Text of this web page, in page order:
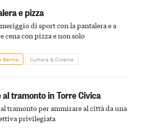
e pizza
di sport con la pantalera e a
cena con pizza e non solo
Berria Cultura & Cinema
al tramonto in Torre Civica
tramonto per ammirare al città da una
privilegiata